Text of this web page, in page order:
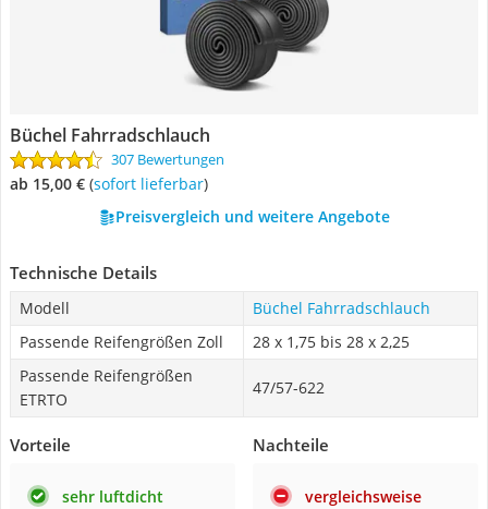
Büchel Fahrradschlauch
307 Bewertungen
ab 15,00 € ( Sofort lieferbar)
Preisvergleich und weitere Angebote
Technische Details
Modell
Büchel Fahrradschlauch
Passende Reifengrößen Zoll
28 x 1,75 bis 28 x 2,25
Passende Reifengrößen
ETRTO
47/57-622
Vorteile
sehr luftdicht
Nachteile
vergleichsweise